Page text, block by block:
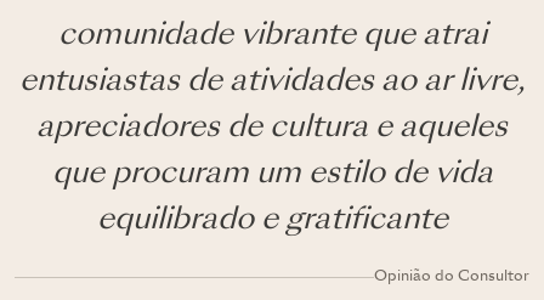
comunidade vibrante que atrai
entusiastas de atividades ao ar livre,
apreciadores de cultura e aqueles
que procuram um estilo de vida
equilibrado e gratificante
Opinião do Consultor